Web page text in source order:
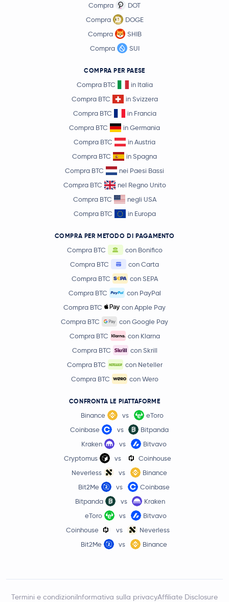
Compra
DOT
Compra
DOGE
Compra
SHIB
Compra
SUI
COMPRA PER PAESE
Compra BTC
in Italia
Compra BTC
in Svizzera
Compra BTC
in Francia
Compra BTC
in Germania
Compra BTC
in Austria
Compra BTC
in Spagna
Compra BTC
nei Paesi Bassi
Compra BTC
nel Regno Unito
Compra BTC
negli USA
Compra BTC
in Europa
COMPRA PER METODO DI PAGAMENTO
Compra BTC
con Bonifico
Compra BTC
con Carta
Compra BTC
con SEPA
Compra BTC
con PayPal
Compra BTC
con Apple Pay
Compra BTC
con Google Pay
Compra BTC
con Klarna
Compra BTC
con Skrill
Compra BTC
con Neteller
Compra BTC
con Wero
CONFRONTA LE PIATTAFORME
Binance vs
eToro
Coinbase
vs
Bitpanda
Kraken
vs
Bitvavo
Cryptomus
vs
Coinhouse
Neverless
vs
Binance
Bit2Me
vs
Coinbase
Bitpanda
vs
Kraken
eToro
vs
Bitvavo
Coinhouse
vs
Neverless
Bit2Me
vs Binance
Termini e condizioniInformativa sulla privacyAffiliate Disclosure